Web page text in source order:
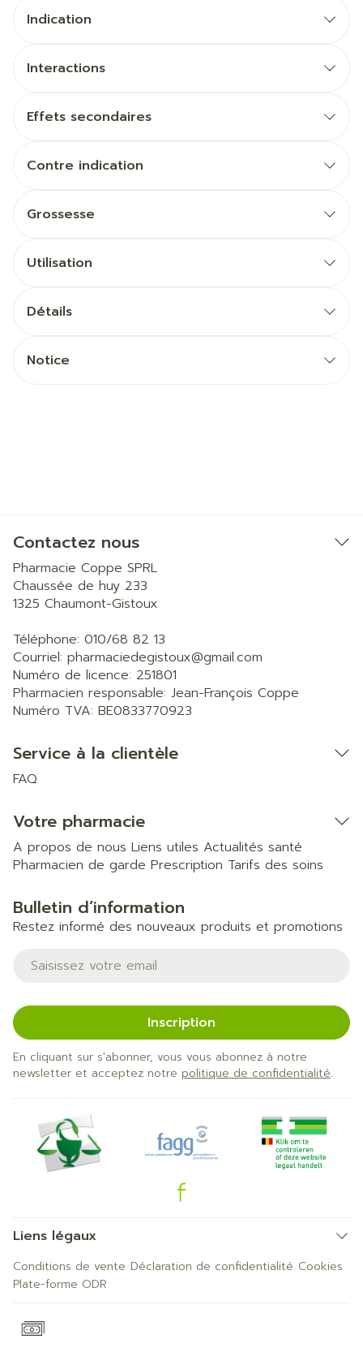
Indication
Interactions
Effets secondaires
Contre indication
Grossesse
Utilisation
Détails
Notice
Contactez nous
Pharmacie Coppe SPRL
Chaussée de huy 233
1325 Chaumont-Gistoux
Téléphone: 010/68 82 13
Courriel: pharmaciedegistoux@gmail.com
Numéro de licence: 251801
Pharmacien responsable: Jean-François Coppe
Numéro TVA: BE0833770923
Service à la clientèle
FAQ
Votre pharmacie
A propos de nous Liens utiles Actualités santé
Pharmacien de garde Prescription Tarifs des soins
Bulletin d’information
Restez informé des nouveaux produits et promotions
Adresse mail
Inscription
En cliquant sur s'abonner, vous vous abonnez à notre
newsletter et acceptez notre politique de confidentialité.
Liens légaux
Conditions de vente Déclaration de confidentialité Cookies
Plate-forme ODR